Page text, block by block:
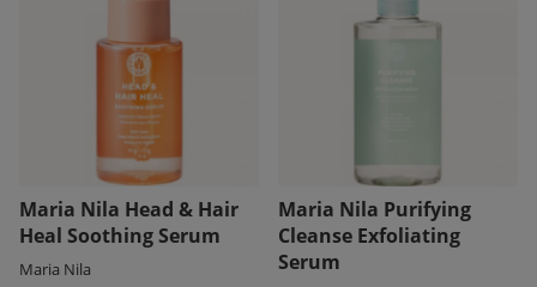
Maria Nila Head & Hair
Heal Soothing Serum
Maria Nila
Maria Nila Purifying
Cleanse Exfoliating
Serum